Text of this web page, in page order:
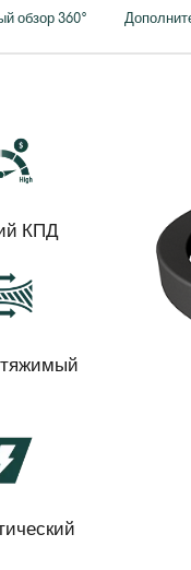
обзор 360°
КПД